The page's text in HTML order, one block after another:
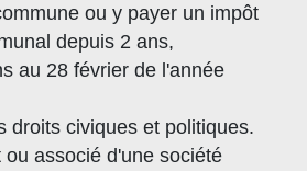
ou y payer un impôt
depuis 2 ans,
au 28 février de l'année
droits civiques et politiques.
ou associé d'une société